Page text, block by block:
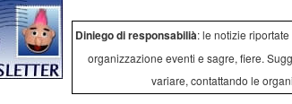
Diniego di responsabilià: le notizie
organizzazione eventi e sagre, fiere.
variare, contattando le